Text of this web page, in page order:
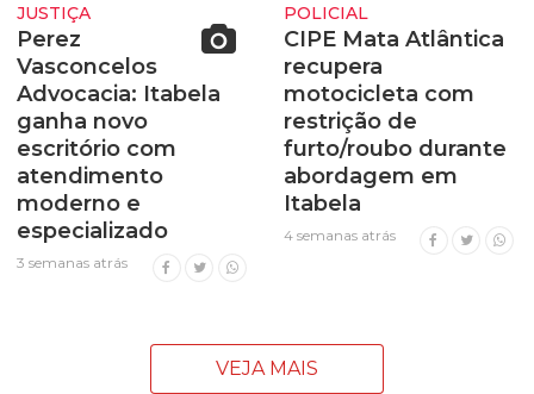
JUSTIÇA
Perez
Vasconcelos
Advocacia: Itabela
ganha novo
escritório com
atendimento
moderno e
especializado
3 semanas atrás
POLICIAL
CIPE Mata Atlântica
recupera
motocicleta com
restrição de
furto/roubo durante
abordagem em
Itabela
4 semanas atrás
VEJA MAIS